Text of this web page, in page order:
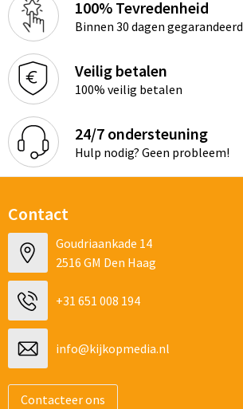
100% Tevredenheid
Binnen 30 dagen gegarandeerd
Veilig betalen
100% veilig betalen
24/7 ondersteuning
Hulp nodig? Geen probleem!
Contact
Goudriaankade 14
2516 GM Den Haag
+31 651 008 194
info@kijkopmedia.nl
Contacteer ons